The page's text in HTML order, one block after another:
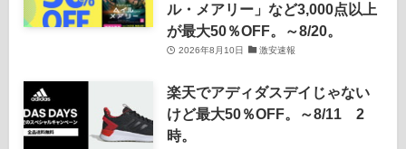
ル・メアリー」など3,000点以上
が最大50％OFF。～8/20。
2026年8月10日 激安速報
楽天でアディダスデイじゃない
けど最大50％OFF。～8/11 2
時。